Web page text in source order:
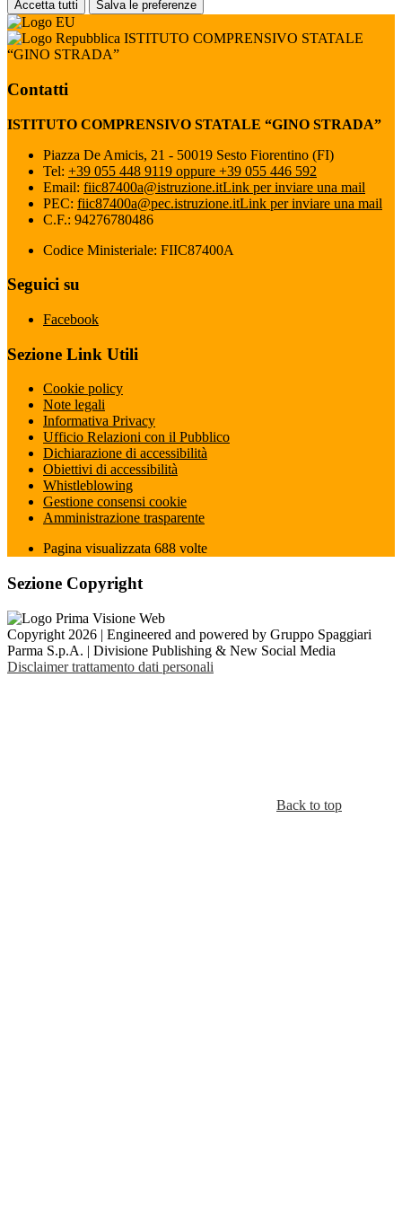
Accetta tutti Salva le preferenze
ISTITUTO COMPRENSIVO STATALE
“GINO STRADA”
Contatti
ISTITUTO COMPRENSIVO STATALE “GINO STRADA”
Piazza De Amicis, 21 - 50019 Sesto Fiorentino (FI)
Tel: +39 055 448 9119 oppure +39 055 446 592
Email: fiic87400a@istruzione.itLink per inviare una mail
PEC: fiic87400a@pec.istruzione.itLink per inviare una mail
C.F.: 94276780486
Codice Ministeriale: FIIC87400A
Seguici su
Facebook
Sezione Link Utili
Cookie policy
Note legali
Informativa Privacy
Ufficio Relazioni con il Pubblico
Dichiarazione di accessibilità
Obiettivi di accessibilità
Whistleblowing
Gestione consensi cookie
Amministrazione trasparente
Pagina visualizzata 688 volte
Sezione Copyright
Copyright 2026 | Engineered and powered by Gruppo Spaggiari
Parma S.p.A. | Divisione Publishing & New Social Media
Disclaimer trattamento dati personali
Back to top